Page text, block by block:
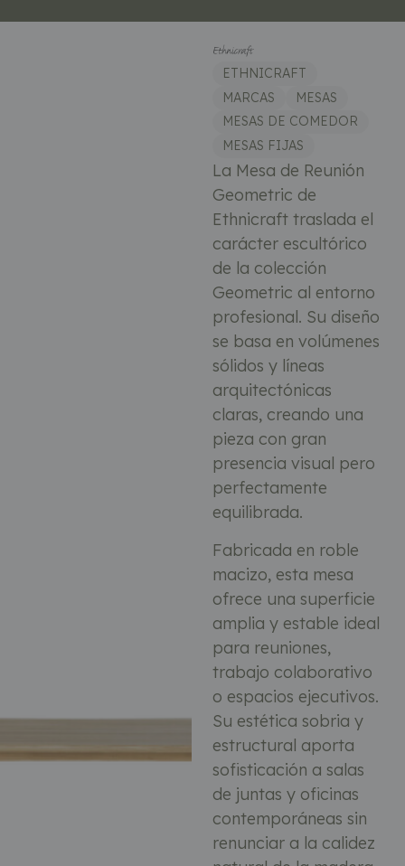
ETHNICRAFT
MARCAS
MESAS
MESAS DE COMEDOR
MESAS FIJAS
La Mesa de Reunión
Geometric de
Ethnicraft traslada el
carácter escultórico
de la colección
Geometric al entorno
profesional. Su diseño
se basa en volúmenes
sólidos y líneas
arquitectónicas
claras, creando una
pieza con gran
presencia visual pero
perfectamente
equilibrada.
Fabricada en roble
macizo, esta mesa
ofrece una superficie
amplia y estable ideal
para reuniones,
trabajo colaborativo
o espacios ejecutivos.
Su estética sobria y
estructural aporta
sofisticación a salas
de juntas y oficinas
contemporáneas sin
renunciar a la calidez